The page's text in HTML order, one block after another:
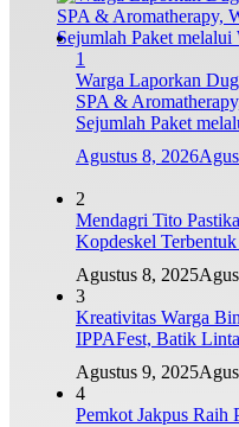
1
Warga Laporkan
SPA &
Sejumlah Paket
Agustus 8, 2026
2
Mendagri Tito
Kopdeskel
Agustus 8, 2025
3
Kreativitas Warga
IPPAFest, Batik
Agustus 9, 2025
4
Pemkot Jakpus Raih